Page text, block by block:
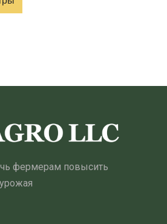
17.00 ₾
фермерам повысить